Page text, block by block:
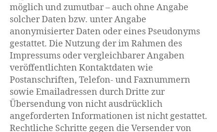
möglich und zumutbar – auch ohne Angabe
solcher Daten bzw. unter Angabe
anonymisierter Daten oder eines Pseudonyms
gestattet. Die Nutzung der im Rahmen des
Impressums oder vergleichbarer Angaben
veröffentlichten Kontaktdaten wie
Postanschriften, Telefon- und Faxnummern
sowie Emailadressen durch Dritte zur
Übersendung von nicht ausdrücklich
angeforderten Informationen ist nicht gestattet.
Rechtliche Schritte gegen die Versender von